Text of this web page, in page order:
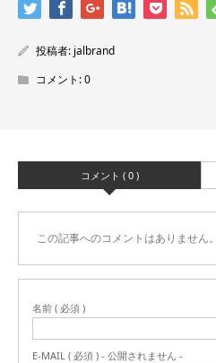
投稿者: jalbrand
コメント:0
コメント ( 0 )
この記事へのコメントはありません。
名前 ( 必須 )
E-MAIL ( 必須 ) - 公開されません -